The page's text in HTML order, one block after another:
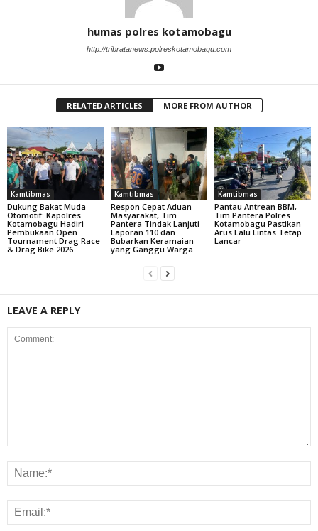
humas polres kotamobagu
http://tribratanews.polreskotamobagu.com
RELATED ARTICLES MORE FROM AUTHOR
Kamtibmas
Dukung Bakat Muda
Otomotif: Kapolres
Kotamobagu Hadiri
Pembukaan Open
Tournament Drag Race
& Drag Bike 2026
Kamtibmas
Respon Cepat Aduan
Masyarakat, Tim
Pantera Tindak Lanjuti
Laporan 110 dan
Bubarkan Keramaian
yang Ganggu Warga
Kamtibmas
Pantau Antrean BBM,
Tim Pantera Polres
Kotamobagu Pastikan
Arus Lalu Lintas Tetap
Lancar
LEAVE A REPLY